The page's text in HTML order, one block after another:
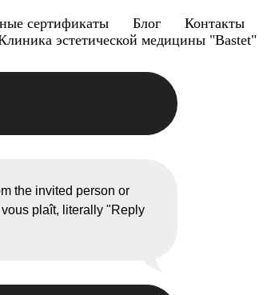
сертификаты Блог
Контакты
эстетической медицины "Bastet"
the invited person or
plaît, literally "Reply